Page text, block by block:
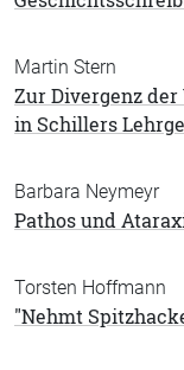
Martin Stern
Zur Divergenz
in Schillers
Barbara Neymeyr
Pathos und
Torsten Hoffmann
"Nehmt